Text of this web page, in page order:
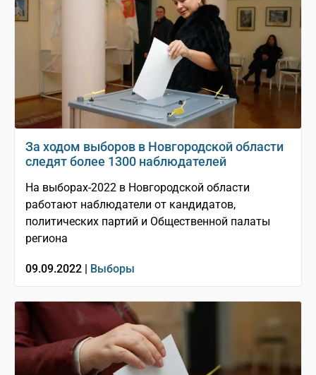
За ходом выборов в Новгородской области
следят более 1300 наблюдателей
На выборах-2022 в Новгородской области
работают наблюдатели от кандидатов,
политических партий и Общественной палаты
региона
09.09.2022 | Выборы